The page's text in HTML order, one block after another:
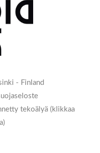
- Finland
tekoälyä (klikkaa